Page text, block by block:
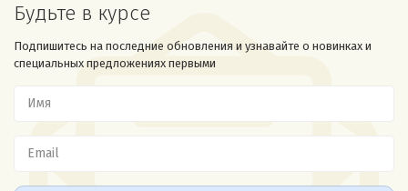
Будьте в курсе
Подпишитесь на последние обновления и узнавайте о новинках и
специальных предложениях первыми